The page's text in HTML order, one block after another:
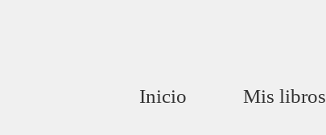
Inicio Mis libros